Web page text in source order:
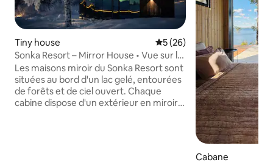
Tiny house Évaluation moyenne sur la
5 (26)
Sonka Resort – Mirror House • Vue sur le
lac
Les maisons miroir du Sonka Resort sont
situées au bord d'un lac gelé, entourées
de forêts et de ciel ouvert. Chaque
cabine dispose d'un extérieur en miroir
Cabane